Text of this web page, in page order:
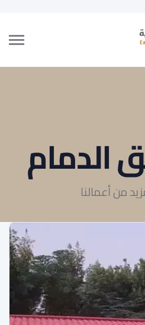
الدمام
من أعمالنا